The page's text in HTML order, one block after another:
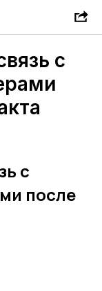
с
с
после